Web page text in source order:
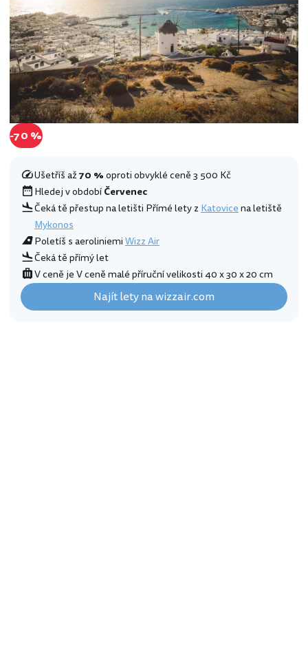
-70 %
Ušetříš až70 %oproti obvyklé ceně 3 500 Kč
Hledej v obdobíČervenec
Čeká tě přestup na letišti Přímé lety zKatovicena letiště
Mykonos
Poletíš s aeroliniemiWizz Air
Čeká tě přímý let
V ceně je V ceně malé příruční velikosti 40 x 30 x 20 cm
Najít lety na wizzair.com